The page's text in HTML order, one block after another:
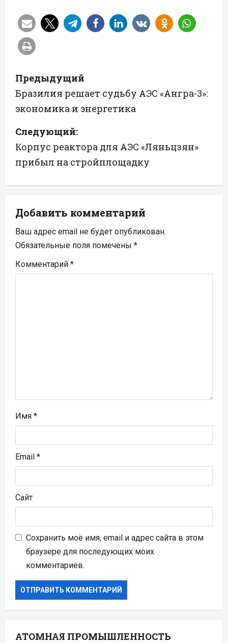
Н
а
в
и
г
а
и
я
п
я
Предыдущий
Бразилия решает судьбу АЭС «Ангра-3»:
экономика и энергетика
Следующий:
Корпус реактора для АЭС «Ляньцзян»
прибыл на стройплощадку
Добавить комментарий
Ваш адрес email не будет опубликован.
Обязательные поля помечены *
Комментарий *
Имя *
Email *
Сайт
Сохранить моё имя, email и адрес сайта в этом
браузере для последующих моих
комментариев.
АТОМНАЯ ПРОМЫШЛЕННОСТЬ